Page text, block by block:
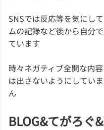
SNSでは反応等を気にし
ムの記録など後から自分
ています
時々ネガティブ全開な内
は出さないようにしてい
ん
BLOG&てがろぐ